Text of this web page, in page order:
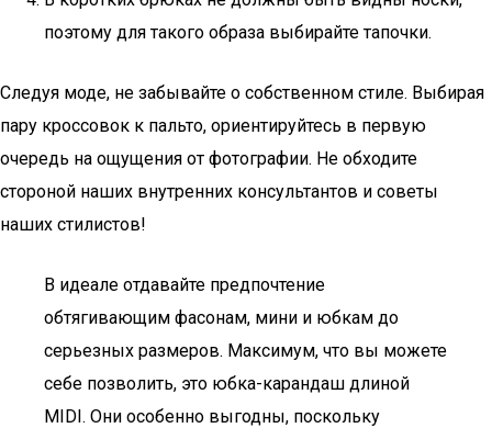
поэтому для такого образа выбирайте тапочки.
Следуя моде, не забывайте о собственном стиле. Выбирая
пару кроссовок к пальто, ориентируйтесь в первую
очередь на ощущения от фотографии. Не обходите
стороной наших внутренних консультантов и советы
наших стилистов!
В идеале отдавайте предпочтение
обтягивающим фасонам, мини и юбкам до
серьезных размеров. Максимум, что вы можете
себе позволить, это юбка-карандаш длиной
MIDI. Они особенно выгодны, поскольку